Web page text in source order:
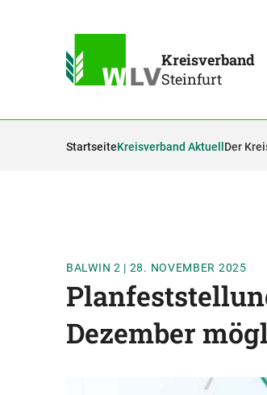
Kreisverband
Steinfurt
StartseiteKreisverband Aktuell Der
BALWIN 2 | 28. NOVEMBER 2025
Dezember